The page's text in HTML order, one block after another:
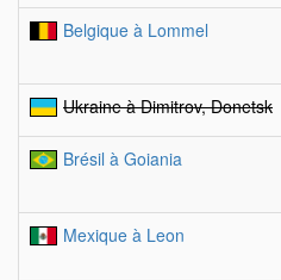
Belgique à Lommel
Ukraine à Dimitrov, Donetsk
Brésil à Goiania
Mexique à Leon